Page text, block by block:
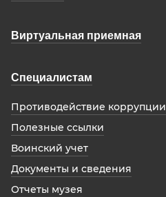
Виртуальная приемная
Специалистам
Противодействие коррупции
Полезные ссылки
Воинский учет
Документы и сведения
Отчеты музея